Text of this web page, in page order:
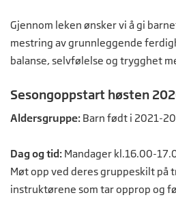
Gjennom leken ønsker vi å gi
mestring av grunnleggende
balanse, selvfølelse og trygghet
Sesongoppstart høsten
Aldersgruppe: Barn født i 2021-
Dag og tid: Mandager kl.16.00-
Møt opp ved deres gruppeskilt på
instruktørene som tar opprop og